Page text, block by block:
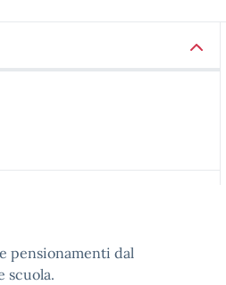
pensionamenti dal
scuola.